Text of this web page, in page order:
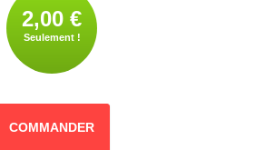
2,00 €
Seulement !
COMMANDER